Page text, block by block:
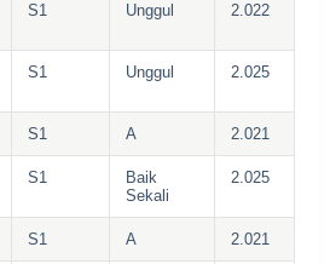
S1 Unggul 2.022
S1 Unggul 2.025
S1 A 2.021
S1
Baik
Sekali
2.025
S1 A 2.021